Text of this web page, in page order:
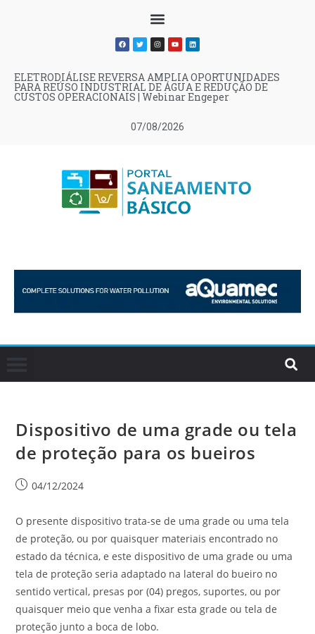
07/08/2026
ELETRODIÁLISE REVERSA AMPLIA OPORTUNIDADES
PARA REÚSO INDUSTRIAL DE ÁGUA E REDUÇÃO DE
CUSTOS OPERACIONAIS | Webinar Engeper
Dispositivo de uma grade ou tela
de proteção para os bueiros
04/12/2024
O presente dispositivo trata-se de uma grade ou uma tela
de proteção, ou por quaisquer materiais encontrado no
estado da técnica, e este dispositivo de uma grade ou uma
tela de proteção seria adaptado na lateral do bueiro no
sentido vertical, presas por (04) pregos, suportes, ou por
quaisquer meio que venha a fixar esta grade ou tela de
proteção junto a boca de lobo.